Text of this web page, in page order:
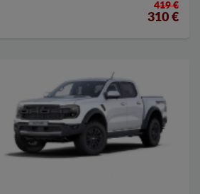
419 €
310 €